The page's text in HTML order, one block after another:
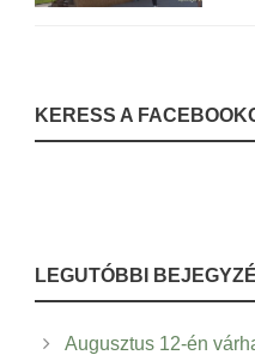
KERESS A
LEGUTÓBBI
Augusztus 12-én